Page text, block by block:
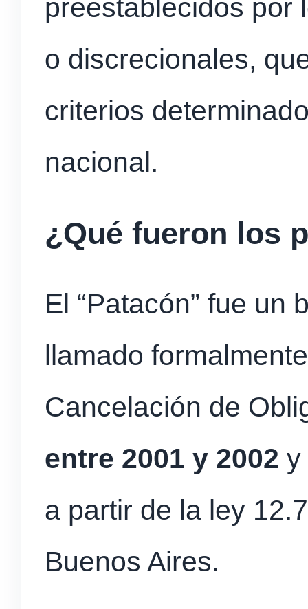
preestablecidos por
o discrecionales,
criterios
nacional.
¿Qué fueron los
El “Patacón” fue un
llamado
Cancelación de
entre 2001 y 2002 y
a partir de la ley
Buenos Aires.